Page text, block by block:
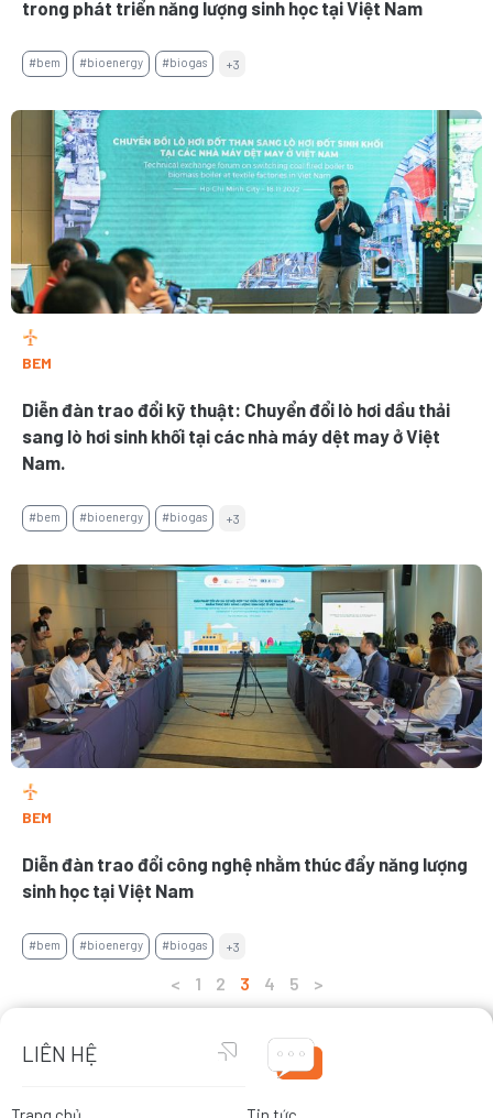
trong phát triển năng lượng sinh học tại Việt Nam
#bem #bioenergy #biogas +3
BEM
Diễn đàn trao đổi kỹ thuật: Chuyển đổi lò hơi dầu thải
sang lò hơi sinh khối tại các nhà máy dệt may ở Việt
Nam.
#bem #bioenergy #biogas +3
BEM
Diễn đàn trao đổi công nghệ nhằm thúc đẩy năng lượng
sinh học tại Việt Nam
#bem #bioenergy #biogas +3
< 1 2 3 4 5 >
LIÊN HỆ